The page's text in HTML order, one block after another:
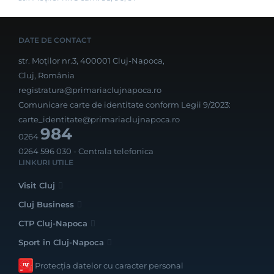
DATE DE CONTACT
str. Moților nr.3, 400001 Cluj-Napoca,
Cluj, România
registratura@primariaclujnapoca.ro
Comunicare carte de identitate conform Legii 9/2023:
carte_identitate@primariaclujnapoca.ro
0264984
0264 596 030 - Centrala telefonica
LINKURI UTILE
Visit Cluj
Cluj Business
CTP Cluj-Napoca
Sport în Cluj-Napoca
Protecția datelor cu caracter personal